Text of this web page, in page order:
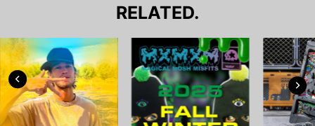
RELATED.